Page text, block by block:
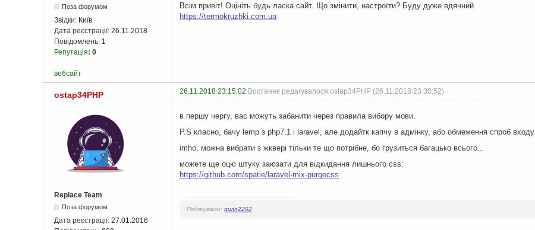
Поза форумом
Звідки: Київ
Дата реєстрації: 26.11.2018
Повідомлень: 1
Репутація: 0
Всім привіт! Оцініть будь ласка сайт. Що змінити, настроїти? Буду дуже вдячний.
https://termokruzhki.com.ua
вебсайт
ostap34PHP 26.11.2018 23:15:02 Востаннє редагувалося ostap34PHP (26.11.2018 23:30:52)
Replace Team
Поза форумом
Дата реєстрації: 27.01.2016
в першу чергу, вас можуть забанити через правила вибору мови.
P.S класно, бачу lemp з php7.1 і laravel, але додайтк капчу в адмінку, або обмеження спроб входу
imho, можна вибрати з жквері тільки те що потрібне, бо грузиться багацько всього...
можете ще оцю штуку заюзати для відкидання лишнього css:
https://github.com/spatie/laravel-mix-purgecss
Подякували: gurin2202